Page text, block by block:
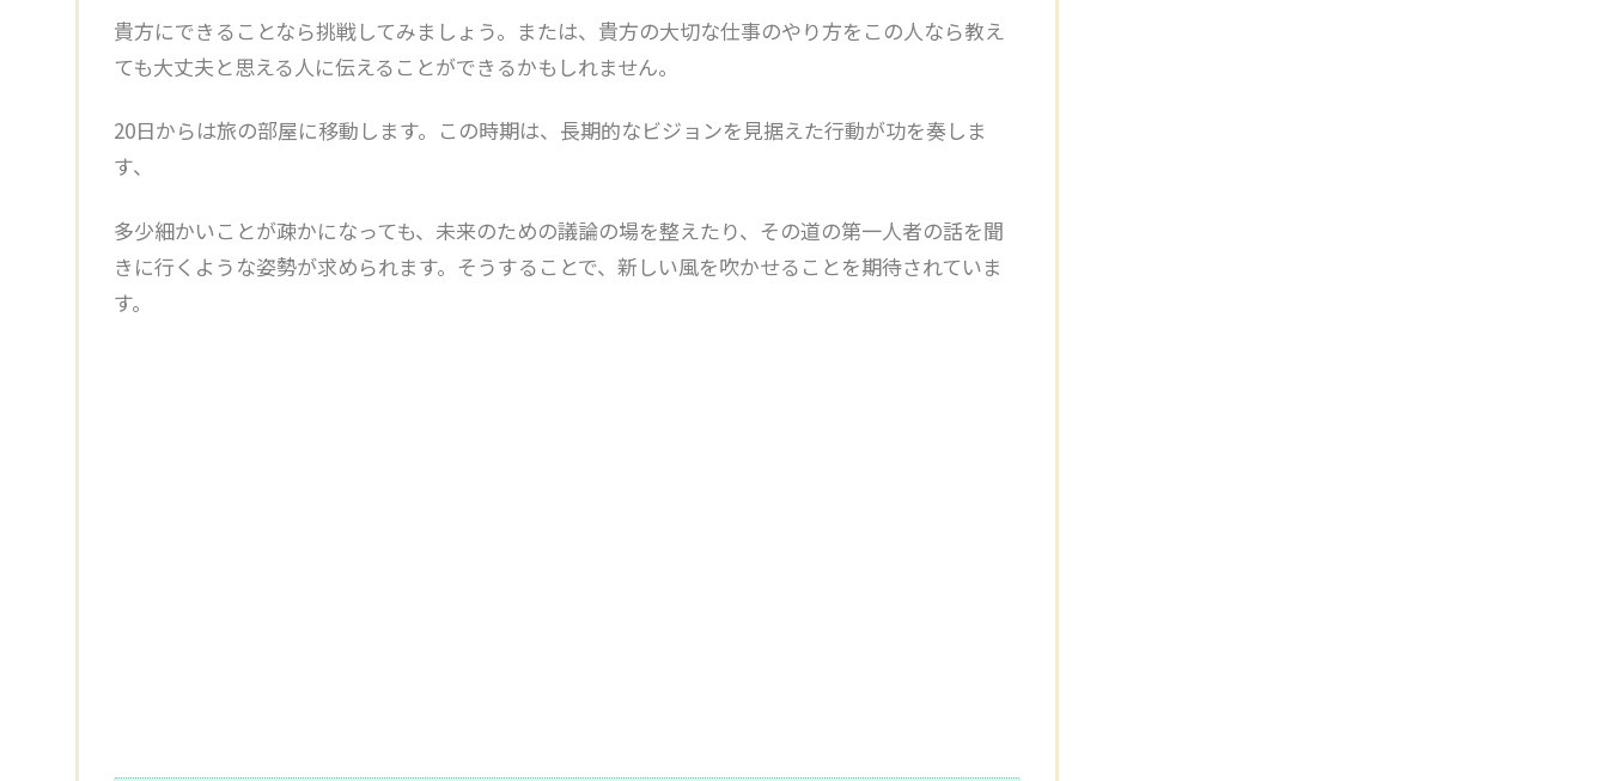
貴方にできることなら挑戦してみましょう。または、貴方の大切な仕事のやり方をこの人なら教え
ても大丈夫と思える人に伝えることができるかもしれません。
20日からは旅の部屋に移動します。 この時期は、長期的なビジョンを見据えた行動が功を奏しま
す、
多少細かいことが疎かになっても、未来のための議論の場を整えたり、その道の第一人者の話を聞
きに行くような姿勢が求められます。そうすることで、新しい風を吹かせることを期待されていま
す。